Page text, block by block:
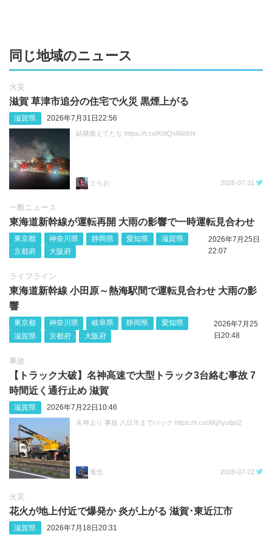
同じ地域のニュース
火災
滋賀 草津市追分の住宅で火災 黒煙上がる
滋賀県 2026年7月31日22:56
結構燃えてたな https://t.co/K0tQsfAWrN
とらお 2026-07-31
一般ニュース
東海道新幹線が運転再開 大雨の影響で一時運転見合わせ
東京都 神奈川県 静岡県 愛知県
滋賀県
京都府
大阪府
2026年7月25日
22:07
ライフライン
東海道新幹線 小田原～熱海駅間で運転見合わせ 大雨の影
響
東京都 神奈川県 岐阜県 静岡県
愛知県
滋賀県
京都府 大阪府
2026年7月25
日20:48
事故
【トラック大破】名神高速で大型トラック3台絡む事故 7
時間近く通行止め 滋賀
滋賀県 2026年7月22日10:46
名神上り 事故 八日市までバック https://t.co/XKjXyu6pt2
竜也 2026-07-22
火災
花火が地上付近で爆発か 炎が上がる 滋賀･東近江市
滋賀県 2026年7月18日20:31